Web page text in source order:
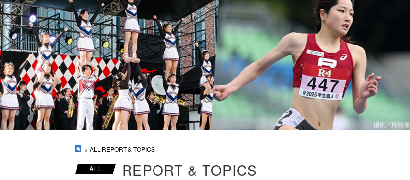
ALL REPORT & TOPICS
ALL REPORT & TOPICS